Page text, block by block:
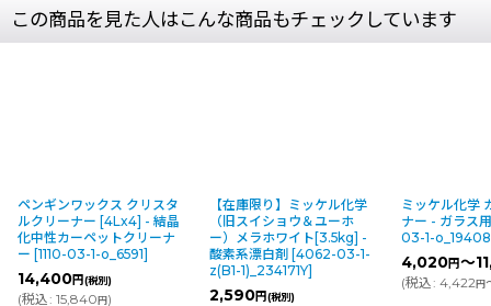
この商品を見た人はこんな商品もチェックしています
【在庫限り】ミッケル化学
（旧スイショウ＆ユーホ
ー）メラホワイト[3.5kg] -
酸素系漂白剤 [ 4062-03-1-
z(B1-1)_234171Y
2,590 円(税別)
ミッケル化学 ガラスクリー
ナー - ガラス用洗剤 [2661-
03-1-o_194082Y]
4,020円～11,700
(税込 : 4,422 ～12,870
ミッケル化学
ーナー
中性洗剤 [
o_155010Y
14,880円(税